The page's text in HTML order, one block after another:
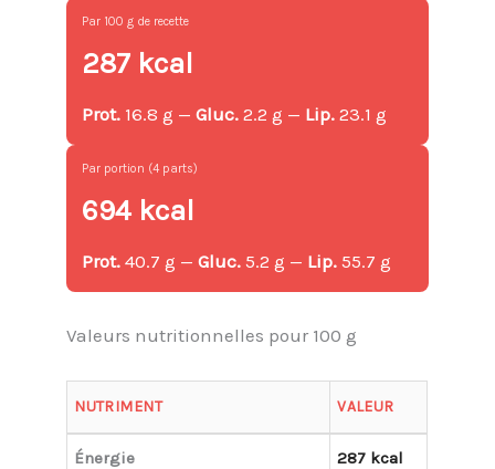
Par 100 g de recette
287 kcal
Prot. 16.8 g —Gluc. 2.2 g — Lip. 23.1 g
Par portion (4 parts)
694 kcal
Prot. 40.7 g —Gluc. 5.2 g — Lip. 55.7 g
Valeurs nutritionnelles pour 100 g
NUTRIMENT VALEUR
Énergie 287 kcal